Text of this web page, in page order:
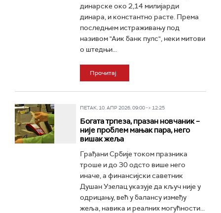
динарске око 2,14 милијарди
динара, и константно расте. Према
последњем истраживању под
називом "Аик банк пулс", неки митови
о штедњи...
Прочитај
ПЕТАК, 10. АПР 2026, 09:00 -> 12:25
Богата трпеза, празан новчаник –
није проблем мањак пара, него
вишак жеља
Грађани Србије током празника
троше и до 30 одсто више него
иначе, а финансијски саветник
Душан Узелац указује да кључ није у
одрицању, већ у балансу између
жеља, навика и реалних могућности...